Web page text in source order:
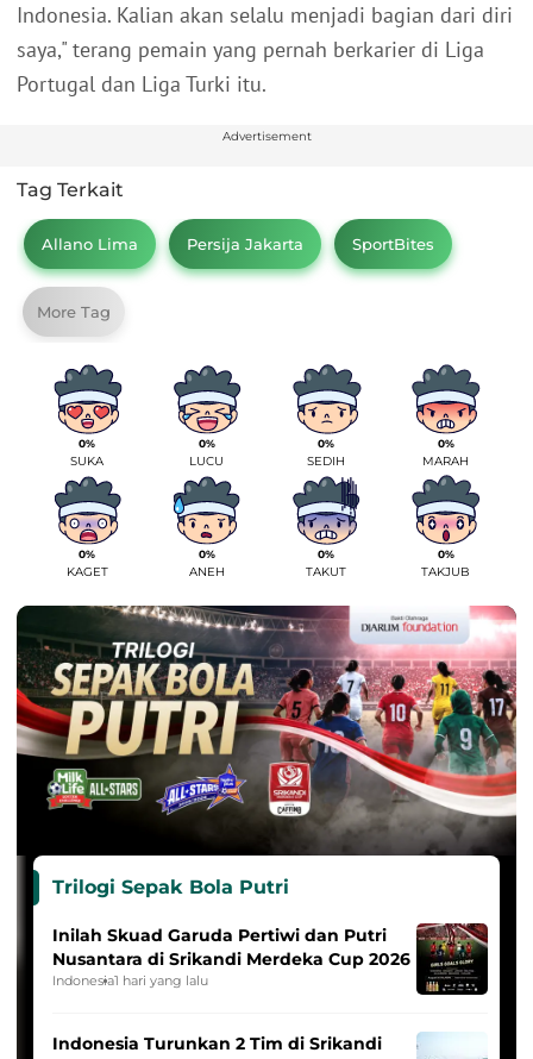
Indonesia. Kalian akan selalu menjadi bagian dari diri
saya," terang pemain yang pernah berkarier di Liga
Portugal dan Liga Turki itu.
Advertisement
Tag Terkait
Allano Lima Persija Jakarta SportBites
More Tag
0%
SUKA
0%
LUCU
0%
SEDIH
0%
MARAH
0%
KAGET
0%
ANEH
0%
TAKUT
0%
TAKJUB
Trilogi Sepak Bola Putri
Inilah Skuad Garuda Pertiwi dan Putri
Nusantara di Srikandi Merdeka Cup 2026
Indonesia1 hari yang lalu
Indonesia Turunkan 2 Tim di Srikandi